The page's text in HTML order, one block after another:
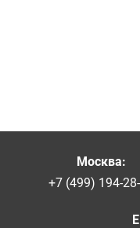
Москва:
+7 (499) 194-